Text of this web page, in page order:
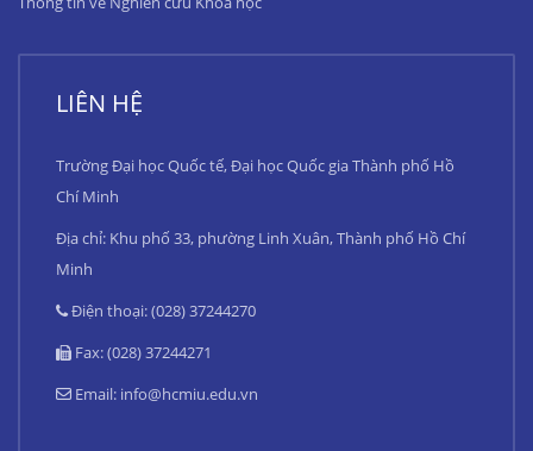
LIÊN HỆ
Trường Đại học Quốc tế, Đại học Quốc gia Thành phố Hồ
Chí Minh
Địa chỉ: Khu phố 33, phường Linh Xuân, Thành phố Hồ Chí
Minh
Điện thoại: (028) 37244270
Fax: (028) 37244271
Email: info@hcmiu.edu.vn